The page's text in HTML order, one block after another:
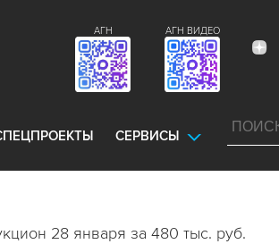
АГН ВИДЕО
АГН
СЕРВИСЫ
28 января за 480 тыс. руб.